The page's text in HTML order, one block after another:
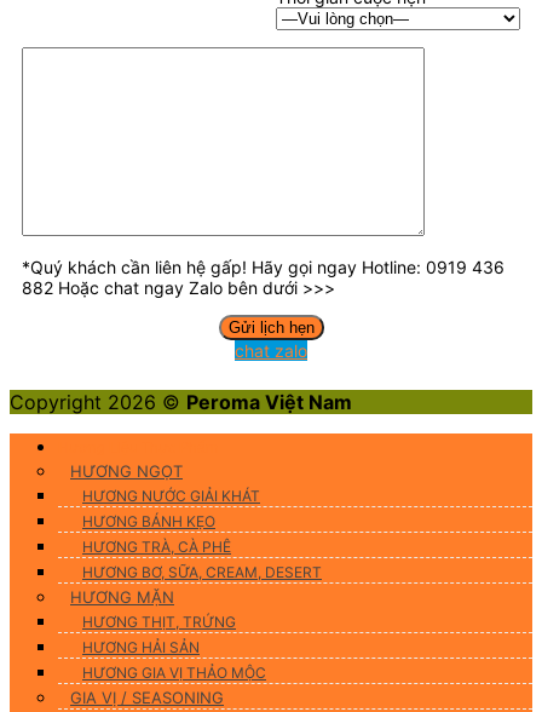
*Quý khách cần liên hệ gấp! Hãy gọi ngay Hotline: 0919 436
882 Hoặc chat ngay Zalo bên dưới >>>
chat zalo
Copyright 2026 © Peroma Việt Nam
HƯƠNG NGỌT
HƯƠNG NƯỚC GIẢI KHÁT
HƯƠNG BÁNH KẸO
HƯƠNG TRÀ, CÀ PHÊ
HƯƠNG BƠ, SỮA, CREAM, DESERT
HƯƠNG MẶN
HƯƠNG THỊT, TRỨNG
HƯƠNG HẢI SẢN
HƯƠNG GIA VỊ THẢO MỘC
GIA VỊ / SEASONING